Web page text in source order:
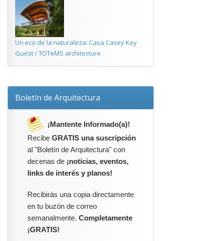
Un eco de la naturaleza: Casa Casey Key
Guest / TOTeMS architecture
Boletín de Arquitectura
¡Mantente Informado(a)!
Recibe GRATIS una suscripción
al "Boletín de Arquitectura" con
decenas de ¡noticias, eventos,
links de interés y planos!
Recibirás una copia directamente
en tu buzón de correo
semanalmente. Completamente
¡GRATIS!